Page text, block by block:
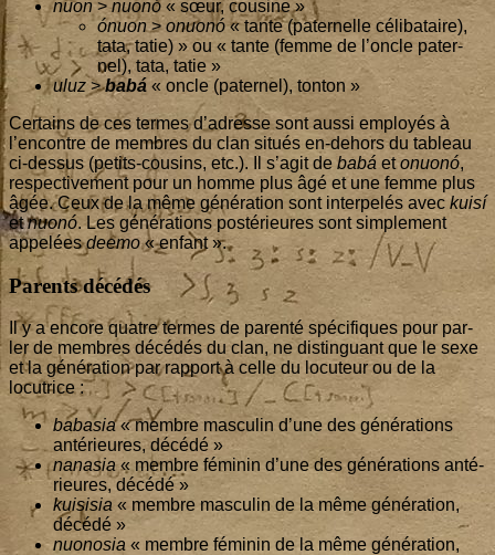
nuon>nuonó « sœur, cousine »
ónuon>onuonó« tante (pater­nelle céli­ba­taire),
tata, tatie) » ou « tante (femme de l’oncle pater­
nel), tata, tatie »
uluz>babá« oncle (pater­nel), tonton »
Cer­tains de ces termes d’a­dresse sont aus­si employés à
l’en­contre de membres du clan situés en-dehors du tableau
ci-des­sus (petits-cou­sins, etc.). Il s’a­git debabá etonuonó,
res­pec­ti­ve­ment pour un homme plus âgé et une femme plus
âgée. Ceux de la même géné­ra­tion sont inter­pe­lés avec kuisí
etnuonó. Les géné­ra­tions pos­té­rieures sont sim­ple­ment
appe­léesdee­mo« enfant ».
Parents décédés
Il y a encore quatre termes de paren­té spé­ci­fiques pour par­
ler de membres décé­dés du clan, ne dis­tin­guant que le sexe
et la géné­ra­tion par rap­port à celle du locu­teur ou de la
locutrice :
baba­sia« membre mas­cu­lin d’une des géné­ra­tions
anté­rieures, décédé »
nana­sia« membre fémi­nin d’une des géné­ra­tions anté­
rieures, décédé »
kui­si­sia « membre mas­cu­lin de la même géné­ra­tion,
décédé »
nuo­no­sia « membre fémi­nin de la même géné­ra­tion,